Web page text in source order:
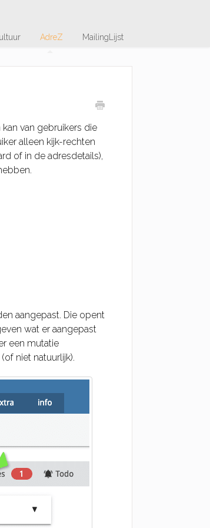
AdreZ MailingLijst
van gebruikers die
alleen kijk-rechten
of in de adresdetails),
aangepast. Die opent
wat er aangepast
een mutatie
niet natuurlijk).